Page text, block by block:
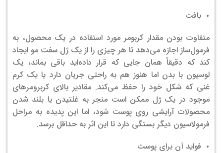
بافت
متفاوت بودن مقدار کربومر مورد استفاده در یک محصول، به
فرمول‌ساز اجازه می‌دهد تا هر چیزی را از یک ژل سفت مو ایجاد
کند که دقیقاً همان جایی که قرار داده‌اید باقی بماند، یک
لوسیون با بدن اما هنوز هم به راحتی جریان دارد یا یک کرم
غنی که شکل خود را حفظ می‌کند. مقادیر بالای کربرومرهای
موجود در یک ژل ممکن است منجر به غلتیدن یا بلند شدن
محصولات آرایشی روی پوست شود، اما این پدیده به مراحل
فرمولاسیون دیگر بستگی دارد تا این اثر به حداقل برسد.
فواید آن برای پوست